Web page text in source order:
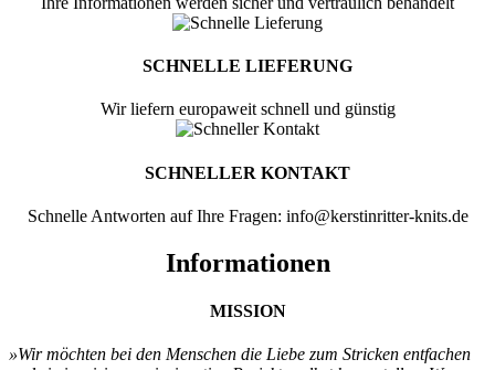
SCHNELLE LIEFERUNG
Wir liefern europaweit schnell und günstig
SCHNELLER KONTAKT
Schnelle Antworten auf Ihre Fragen: info@kerstinritter-knits.de
Informationen
MISSION
»Wir möchten bei den Menschen die Liebe zum Stricken entfachen